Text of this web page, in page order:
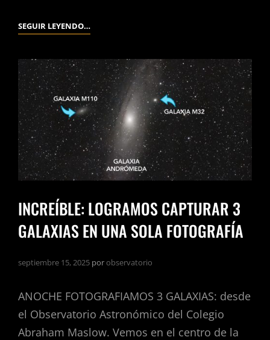
SEGUIR LEYENDO…
INCREÍBLE: LOGRAMOS CAPTURAR 3
GALAXIAS EN UNA SOLA FOTOGRAFÍA
septiembre 15, 2025 porobservatorio
ANOCHE FOTOGRAFIAMOS 3 GALAXIAS: desde
el Observatorio Astronómico del Colegio
Abraham Maslow. Vemos en el centro de la